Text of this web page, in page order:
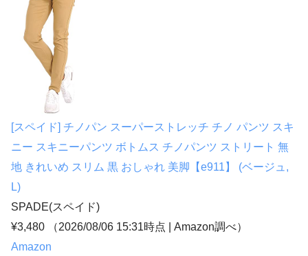
[スペイド] チノパン スーパーストレッチ チノ パンツ スキ
ニー スキニーパンツ ボトムス チノパンツ ストリート 無
地 きれいめ スリム 黒 おしゃれ 美脚【e911】 (ベージュ,
L)
SPADE(スペイド)
¥3,480
（2026/08/06 15:31時点 | Amazon調べ）
Amazon